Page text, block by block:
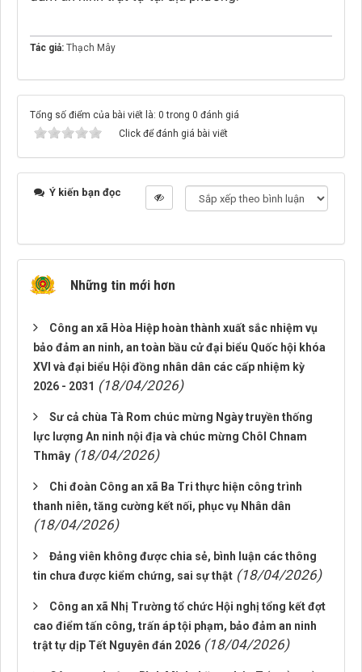
Tác giả: Thạch Mây
Tổng số điểm của bài viết là: 0 trong 0 đánh giá
Click để đánh giá bài viết
Ý kiến bạn đọc
Những tin mới hơn
Công an xã Hòa Hiệp hoàn thành xuất sắc nhiệm vụ
bảo đảm an ninh, an toàn bầu cử đại biểu Quốc hội khóa
XVI và đại biểu Hội đồng nhân dân các cấp nhiệm kỳ
2026 - 2031 (18/04/2026)
Sư cả chùa Tà Rom chúc mừng Ngày truyền thống
lực lượng An ninh nội địa và chúc mừng Chôl Chnam
Thmây (18/04/2026)
Chi đoàn Công an xã Ba Tri thực hiện công trình
thanh niên, tăng cường kết nối, phục vụ Nhân dân
(18/04/2026)
Đảng viên không được chia sẻ, bình luận các thông
tin chưa được kiểm chứng, sai sự thật (18/04/2026)
Công an xã Nhị Trường tổ chức Hội nghị tổng kết đợt
cao điểm tấn công, trấn áp tội phạm, bảo đảm an ninh
trật tự dịp Tết Nguyên đán 2026 (18/04/2026)